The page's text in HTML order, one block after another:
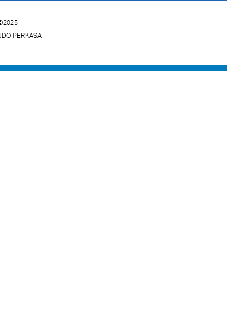
PERKASA